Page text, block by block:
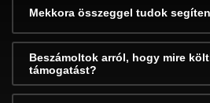
Mekkora összeggel tudok
Beszámoltok arról, hogy mire
támogatást?